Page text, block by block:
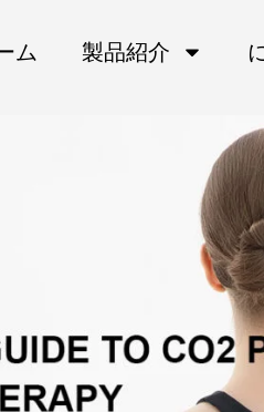
ム 製品紹介